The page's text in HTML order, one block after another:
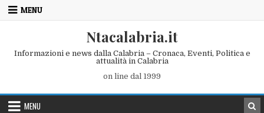
Skip to content
MENU
Ntacalabria.it
Informazioni e news dalla Calabria – Cronaca, Eventi, Politica e
attualità in Calabria
on line dal 1999
MENU